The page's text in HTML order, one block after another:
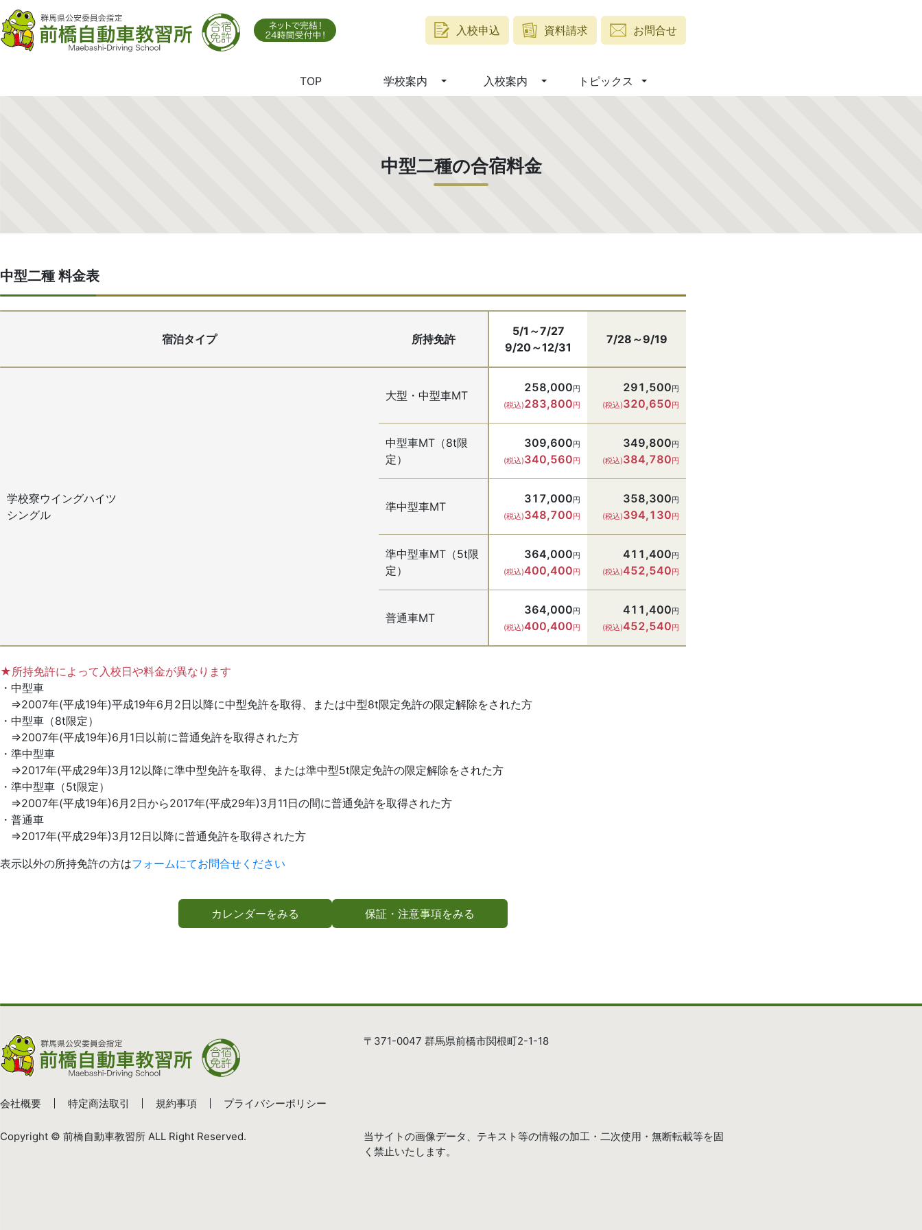
入校申込 資料請求 お問合せ
TOP 学校案内 入校案内 トピックス
中型二種の合宿料金
中型二種 料金表
宿泊タイプ 所持免許
5/1～7/27
9/20～12/31
7/28～9/19
学校寮ウイングハイツ
シングル
大型・中型車MT
258,000円
(税込)283,800円
291,500円
(税込)320,650円
中型車MT（8t限
定）
309,600円
(税込)340,560円
349,800円
(税込)384,780円
準中型車MT
317,000円
(税込)348,700円
358,300円
(税込)394,130円
準中型車MT（5t限
定）
364,000円
(税込)400,400円
411,400円
(税込)452,540円
普通車MT
364,000円
(税込)400,400円
411,400円
(税込)452,540円
★所持免許によって入校日や料金が異なります
・中型車
⇒2007年(平成19年)平成19年6月2日以降に中型免許を取得、または中型8t限定免許の限定解除をされた方
・中型車（8t限定）
⇒2007年(平成19年)6月1日以前に普通免許を取得された方
・準中型車
⇒2017年(平成29年)3月12以降に準中型免許を取得、または準中型5t限定免許の限定解除をされた方
・準中型車（5t限定）
⇒2007年(平成19年)6月2日から2017年(平成29年)3月11日の間に普通免許を取得された方
・普通車
⇒2017年(平成29年)3月12日以降に普通免許を取得された方
表示以外の所持免許の方はフォームにてお問合せください
カレンダーをみる 保証・注意事項をみる
〒371-0047 群馬県前橋市関根町2-1-18
会社概要 特定商法取引 規約事項 プライバシーポリシー
Copyright © 前橋自動車教習所 ALL Right Reserved.
当サイトの画像データ、テキスト等の情報の加工・二次使用・無断転載等を固
く禁止いたします。